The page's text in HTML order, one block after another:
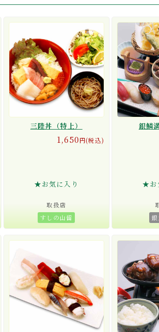
三陸丼（特上）
1,650円(税込)
★お気に入り
取扱店
すしの山留
銀鱗
★お